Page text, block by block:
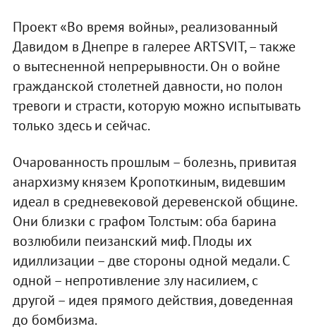
Проект «Во время войны», реализованный
Давидом в Днепре в галерее ARTSVIT, – также
о вытесненной непрерывности. Он о войне
гражданской столетней давности, но полон
тревоги и страсти, которую можно испытывать
только здесь и сейчас.
Очарованность прошлым – болезнь, привитая
анархизму князем Кропоткиным, видевшим
идеал в средневековой деревенской общине.
Они близки с графом Толстым: оба барина
возлюбили пеизанский миф. Плоды их
идиллизации – две стороны одной медали. С
одной – непротивление злу насилием, с
другой – идея прямого действия, доведенная
до бомбизма.